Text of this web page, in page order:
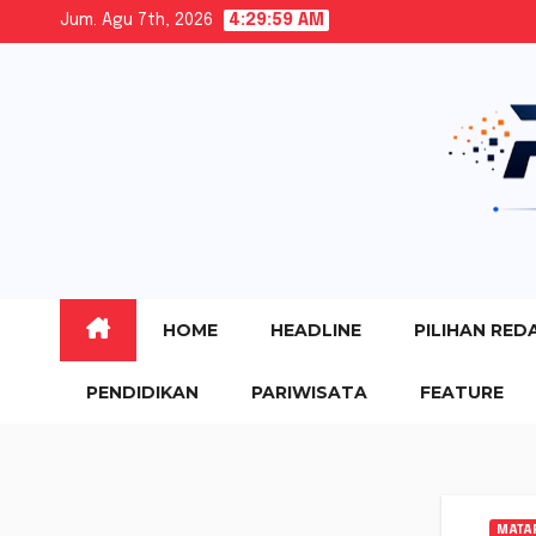
Jum. Agu 7th, 2026 4:30:00 AM
HOME HEADLINE PILIHAN
PENDIDIKAN PARIWISATA FEATURE